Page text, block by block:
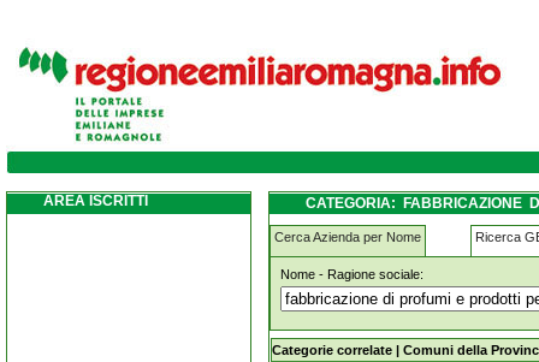
fabbricazione-di-profumi-e-prodotti-per-
AREA ISCRITTI
CATEGORIA: FABBRICAZIONE
EMILIA
Cerca Azienda per Nome Ricerca
Nome - Ragione sociale:
fabbricazione-di-profumi-e-
Categorie correlate | Comuni della